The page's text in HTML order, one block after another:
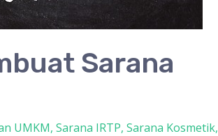
Sarana
UMKM, Sarana IRTP, Sarana Kosmetik,